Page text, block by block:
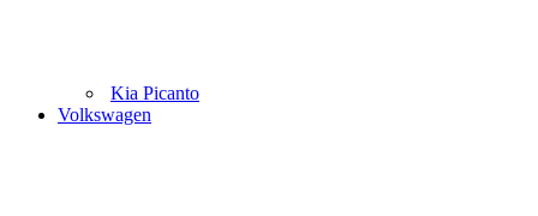
Kia Picanto
Volkswagen